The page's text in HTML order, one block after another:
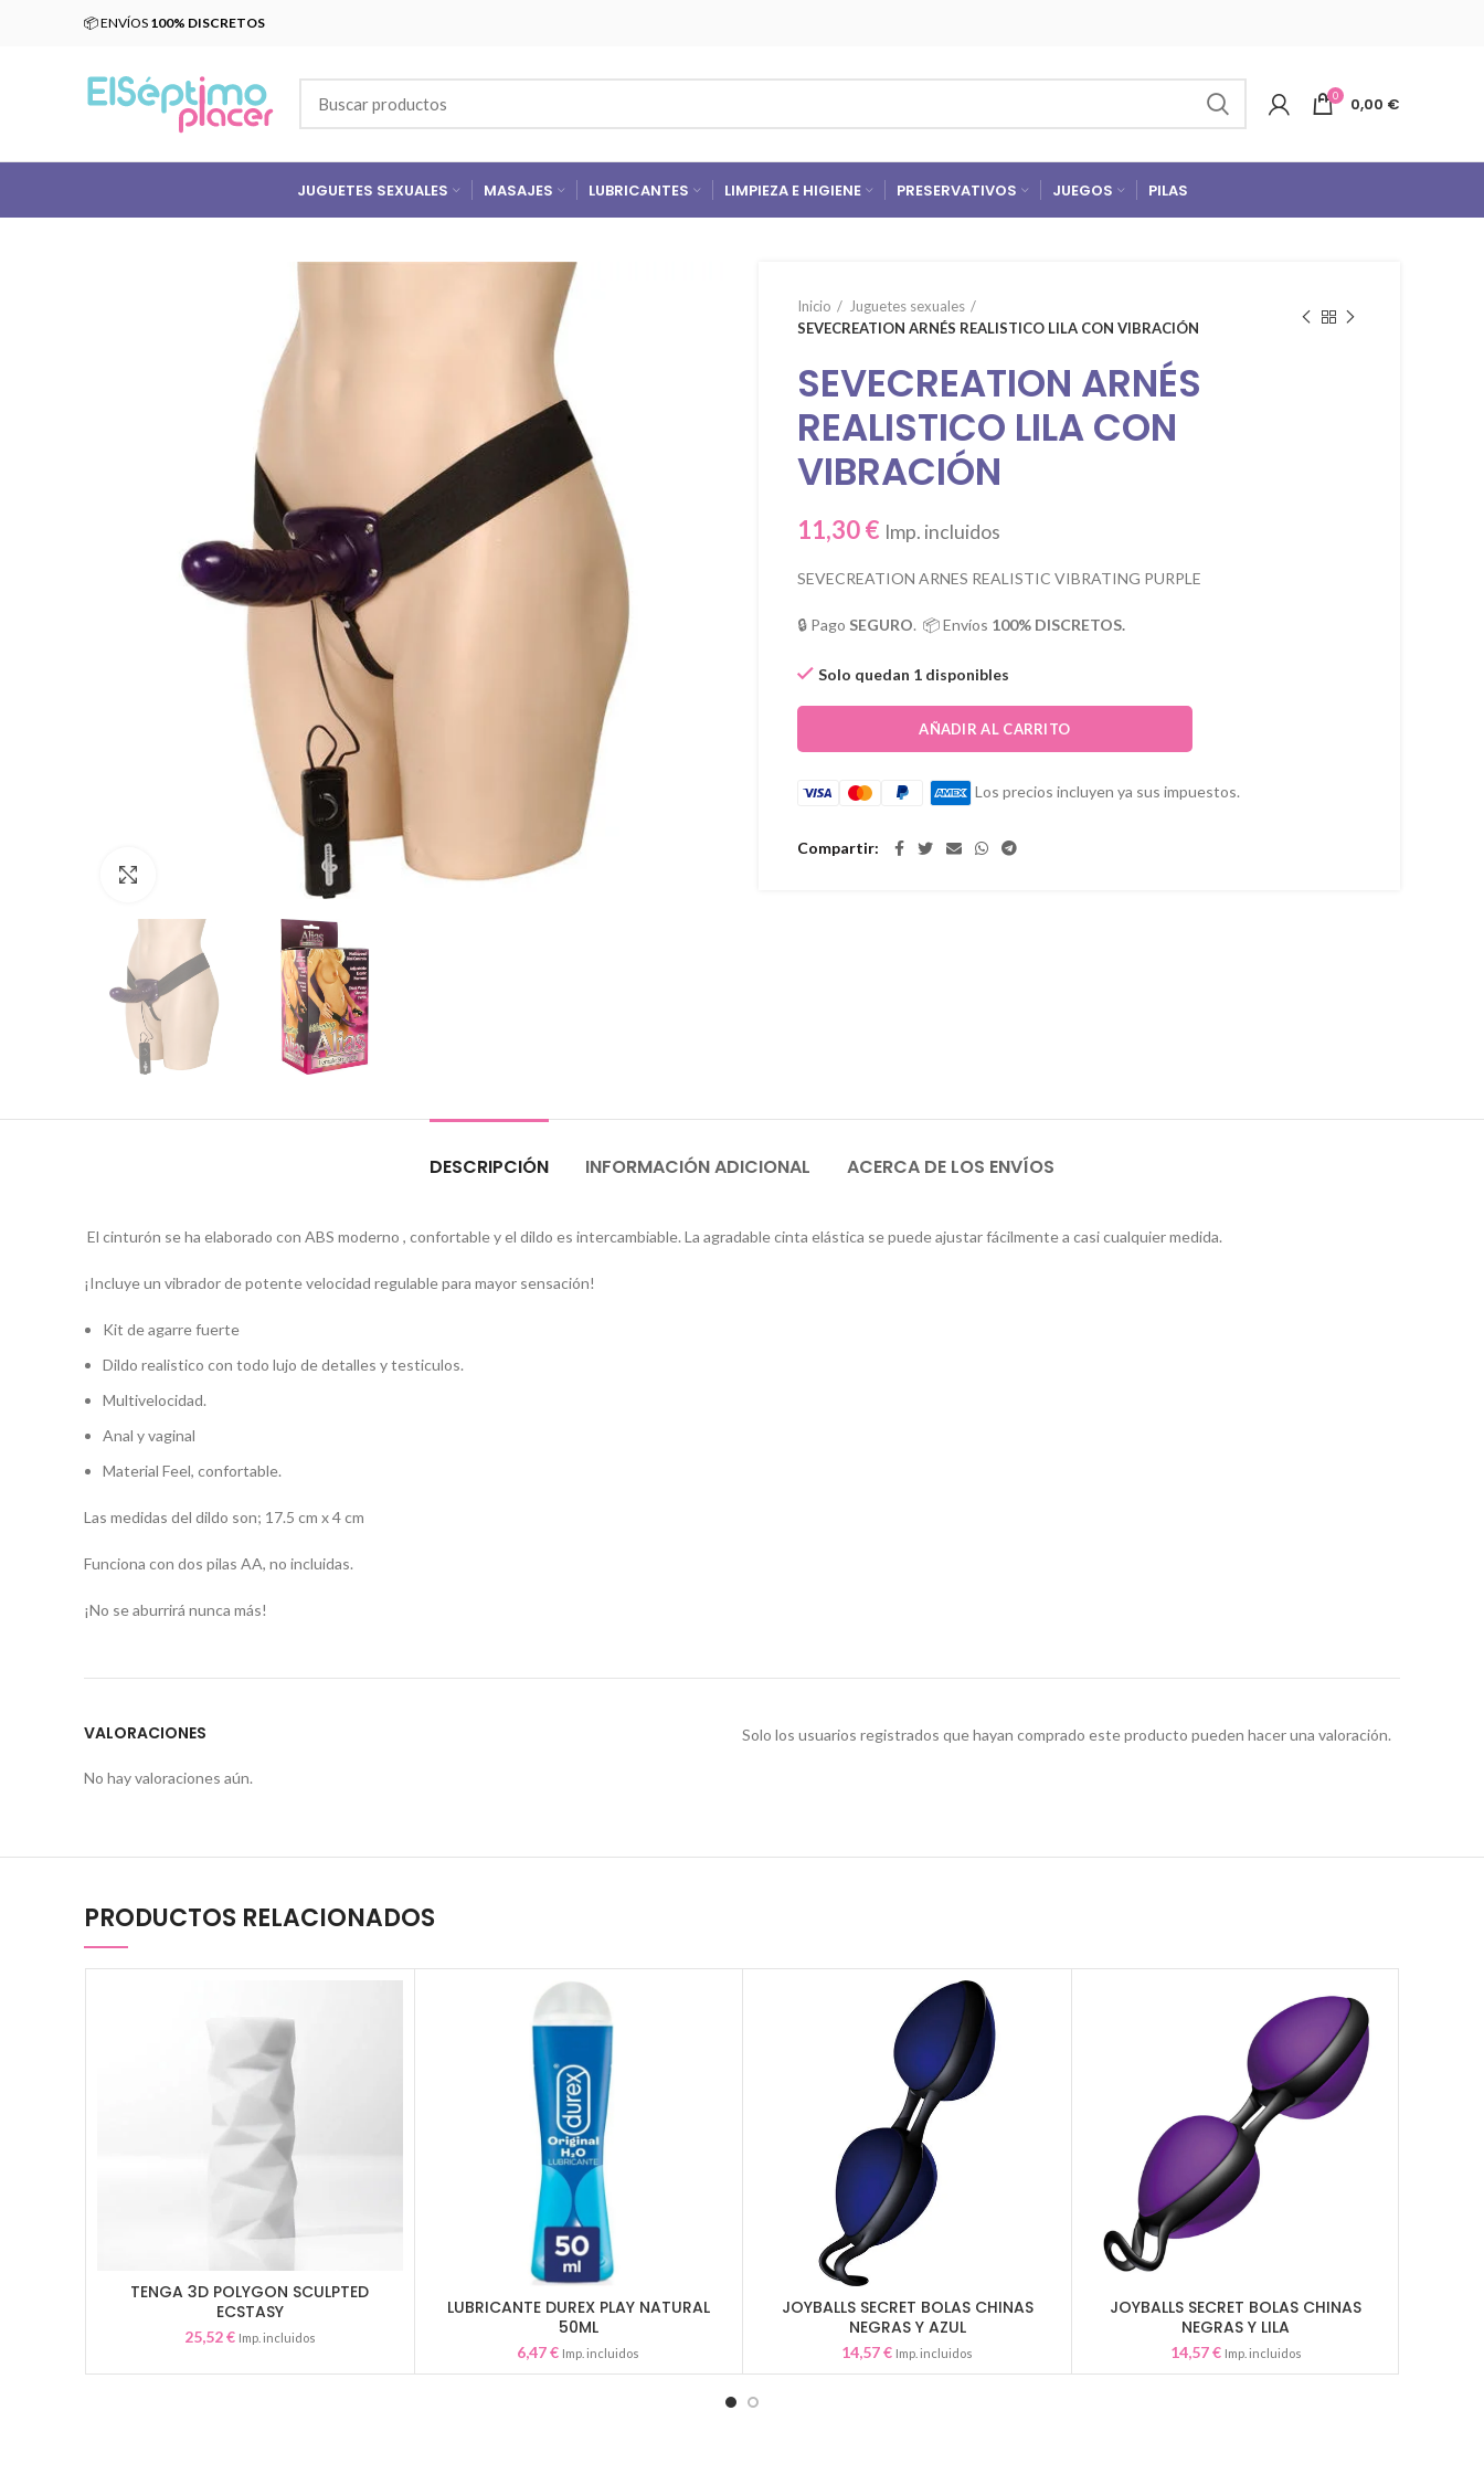
📦 ENVÍOS 100% DISCRETOS
0 0,00 €
JUGUETES SEXUALES MASAJES LUBRICANTES LIMPIEZA E HIGIENE PRESERVATIVOS JUEGOS PILAS
Inicio
Juguetes sexuales
SEVECREATION ARNÉS REALISTICO LILA CON VIBRACIÓN
SEVECREATION ARNÉS
REALISTICO LILA CON
VIBRACIÓN
11,30€ Imp. incluidos
SEVECREATION ARNES REALISTIC VIBRATING PURPLE
🔒 Pago SEGURO. 📦 Envíos 100% DISCRETOS.
Solo quedan 1 disponibles
AÑADIR AL CARRITO
Los precios incluyen ya sus impuestos.
Compartir
DESCRIPCIÓN INFORMACIÓN ADICIONAL ACERCA DE LOS ENVÍOS
El cinturón se ha elaborado con ABS moderno , confortable y el dildo es intercambiable. La agradable cinta elástica se puede ajustar fácilmente a casi cualquier medida.
¡Incluye un vibrador de potente velocidad regulable para mayor sensación!
Kit de agarre fuerte
Dildo realistico con todo lujo de detalles y testiculos.
Multivelocidad.
Anal y vaginal
Material Feel, confortable.
Las medidas del dildo son; 17.5 cm x 4 cm
Funciona con dos pilas AA, no incluidas.
¡No se aburrirá nunca más!
VALORACIONES
No hay valoraciones aún.
Solo los usuarios registrados que hayan comprado este producto pueden hacer una valoración.
PRODUCTOS RELACIONADOS
AÑADIR AL CARRITO
TENGA 3D POLYGON SCULPTED
ECSTASY
25,52€ Imp. incluidos
AÑADIR AL CARRITO
LUBRICANTE DUREX PLAY NATURAL
50ML
6,47€ Imp. incluidos
AÑADIR AL CARRITO
JOYBALLS SECRET BOLAS CHINAS
NEGRAS Y AZUL
14,57€ Imp. incluidos
AÑADIR AL CARRITO
JOYBALLS SECRET BOLAS CHINAS
NEGRAS Y LILA
14,57€ Imp. incluidos